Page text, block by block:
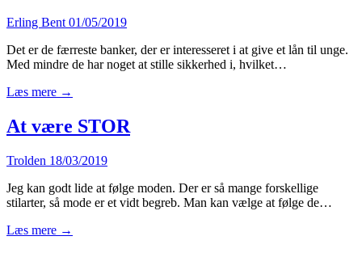
Erling Bent 01/05/2019
Det er de færreste banker, der er interesseret i at give et lån til unge.
Med mindre de har noget at stille sikkerhed i, hvilket…
Læs mere →
At være STOR
Trolden 18/03/2019
Jeg kan godt lide at følge moden. Der er så mange forskellige
stilarter, så mode er et vidt begreb. Man kan vælge at følge de…
Læs mere →